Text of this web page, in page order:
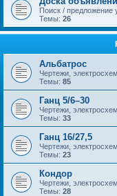
Поиск / предложение
Темы: 26
Альбатрос
Чертежи,
Темы: 85
Ганц 5/6–30
Чертежи,
Темы: 33
Ганц 16/27,5
Чертежи,
Темы: 23
Кондор
Чертежи,
Темы: 28